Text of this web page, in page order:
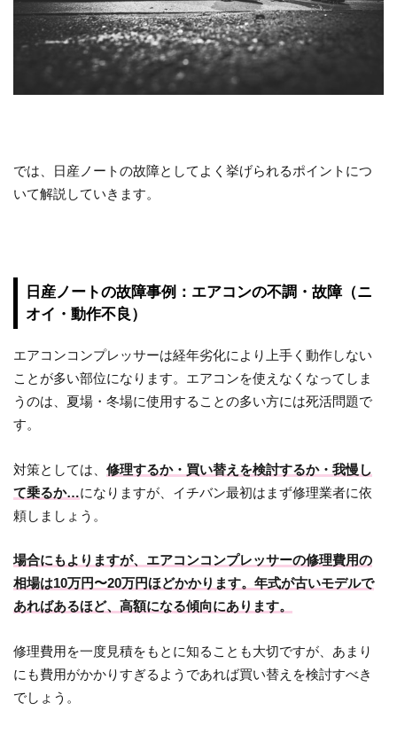
では、日産ノートの故障としてよく挙げられるポイントにつ
いて解説していきます。
日産ノートの故障事例：エアコンの不調・故障（ニ
オイ・動作不良）
エアコンコンプレッサーは経年劣化により上手く動作しない
ことが多い部位になります。エアコンを使えなくなってしま
うのは、夏場・冬場に使用することの多い方には死活問題で
す。
対策としては、修理するか・買い替えを検討するか・我慢し
て乗るか…になりますが、イチバン最初はまず修理業者に依
頼しましょう。
場合にもよりますが、エアコンコンプレッサーの修理費用の
相場は10万円〜20万円ほどかかります。年式が古いモデルで
あればあるほど、高額になる傾向にあります。
修理費用を一度見積をもとに知ることも大切ですが、あまり
にも費用がかかりすぎるようであれば買い替えを検討すべき
でしょう。